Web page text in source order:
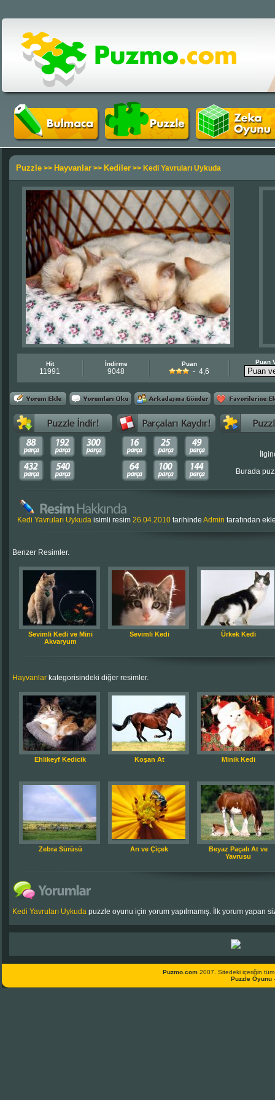
Puzzle >> Hayvanlar >> Kediler >> Kedi Yavruları Uykuda
Hit
11991
İndirme
9048
Puan
- 4,6
Puan
Burada
Kedi Yavruları Uykuda isimli resim 26.04.2010 tarihinde Admin tarafından
Benzer Resimler.
Sevimli Kedi ve Mini
Akvaryum
Sevimli Kedi Ürkek Kedi
Hayvanlar kategorisindeki diğer resimler.
Ehlikeyf Kedicik Koşan At Minik Kedi
Zebra Sürüsü Arı ve Çiçek
Beyaz Paçalı At ve
Yavrusu
Kedi Yavruları Uykuda puzzle oyunu için yorum yapılmamış. İlk yorum yapan
Puzmo.com2007. Sitedeki içeriğin tüm
Puzzle Oyunu